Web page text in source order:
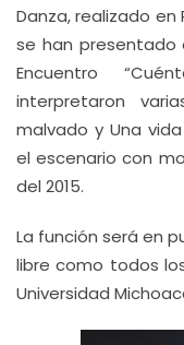
Danza, realizado
se han presentado
Encuentro
interpretaron
malvado y Una
el escenario con
del 2015.
La función será en
libre como todos
Universidad